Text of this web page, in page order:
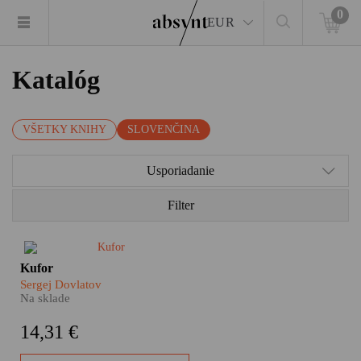
EUR
0
Katalóg
VŠETKY KNIHY SLOVENČINA
Usporiadanie
Filter
Špekulanti, flákači, pašeráci i
také sú postavy a postavičky
pestrého panoptika absurdnej
autobiografických poviedkach
Kufor
Sergej Dovlatov
Na sklade
14,31 €